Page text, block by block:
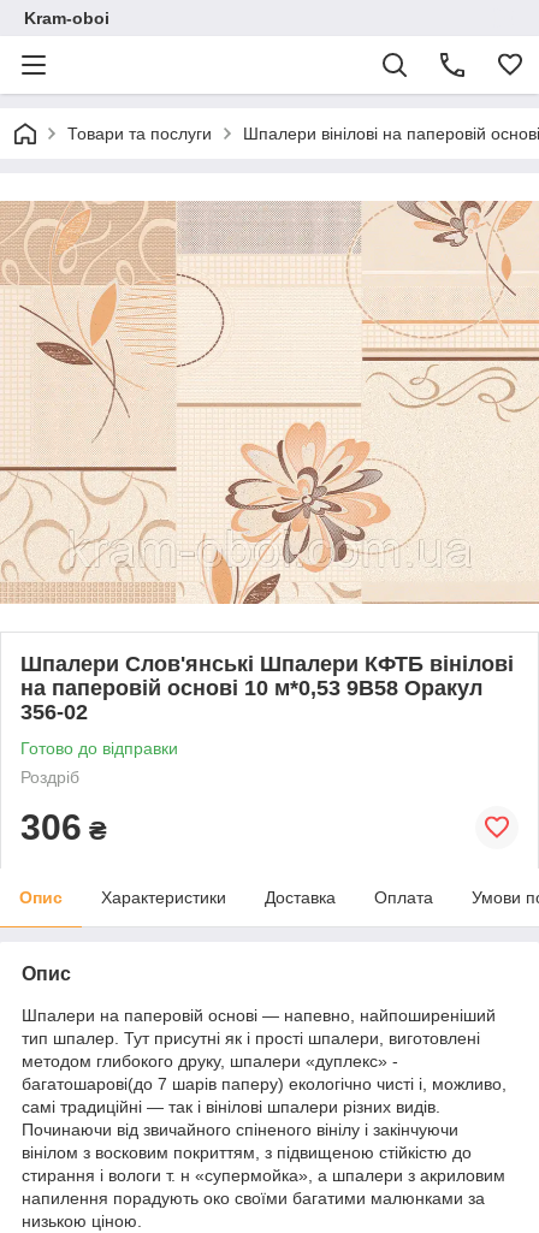
Kram-oboi
Товари та послуги Шпалери вінілові на паперовій
Шпалери Слов'янські Шпалери КФТБ вінілові
на паперовій основі 10 м*0,53 9В58 Оракул
356-02
Готово до відправки
Роздріб
306 ₴
Опис Характеристики Доставка Оплата Умови
Опис
Шпалери на паперовій основі — напевно, найпоширеніший
тип шпалер. Тут присутні як і прості шпалери, виготовлені
методом глибокого друку, шпалери «дуплекс» -
багатошарові(до 7 шарів паперу) екологічно чисті і, можливо,
самі традиційні — так і вінілові шпалери різних видів.
Починаючи від звичайного спіненого вінілу і закінчуючи
вінілом з восковим покриттям, з підвищеною стійкістю до
стирання і вологи т. н «супермойка», а шпалери з акриловим
напилення порадують око своїми багатими малюнками за
низькою ціною.